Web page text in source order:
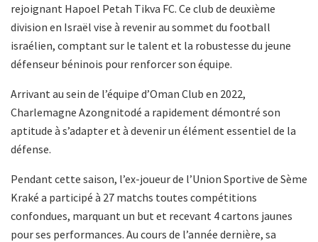
rejoignant Hapoel Petah Tikva FC. Ce club de deuxième
division en Israël vise à revenir au sommet du football
israélien, comptant sur le talent et la robustesse du jeune
défenseur béninois pour renforcer son équipe.
Arrivant au sein de l’équipe d’Oman Club en 2022,
Charlemagne Azongnitodé a rapidement démontré son
aptitude à s’adapter et à devenir un élément essentiel de la
défense.
Pendant cette saison, l’ex-joueur de l’Union Sportive de Sème
Kraké a participé à 27 matchs toutes compétitions
confondues, marquant un but et recevant 4 cartons jaunes
pour ses performances. Au cours de l’année dernière, sa